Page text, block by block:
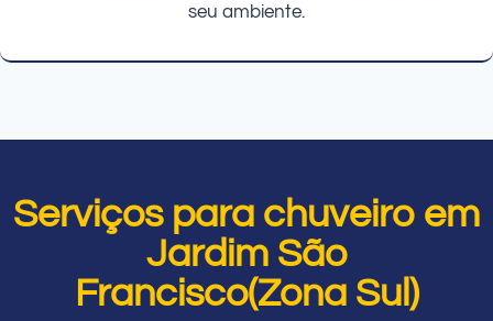
seu ambiente.
Serviços para chuveiro em
Jardim São
Francisco(Zona Sul)